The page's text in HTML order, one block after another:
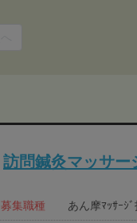
訪問鍼灸マッサー
募集職種 あん摩ﾏｯｻｰｼ